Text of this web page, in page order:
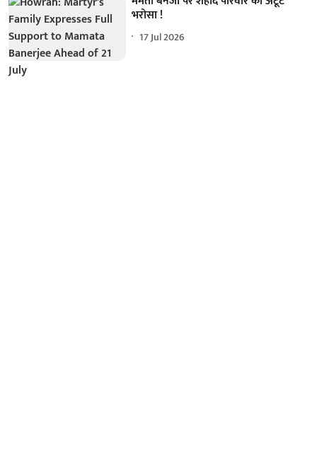
भरोसा !
17 Jul 2026